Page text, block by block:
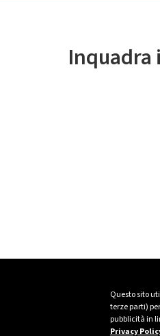
Questo sito
terze parti)
pubblicità in
Privacy
Inquadra